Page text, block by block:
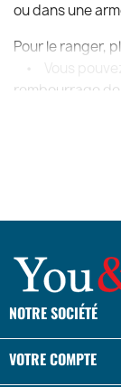
ou dans une
Pour le ranger,
rembourrage
calotte, en
NOTRE SOCIÉTÉ
VOTRE COMPTE